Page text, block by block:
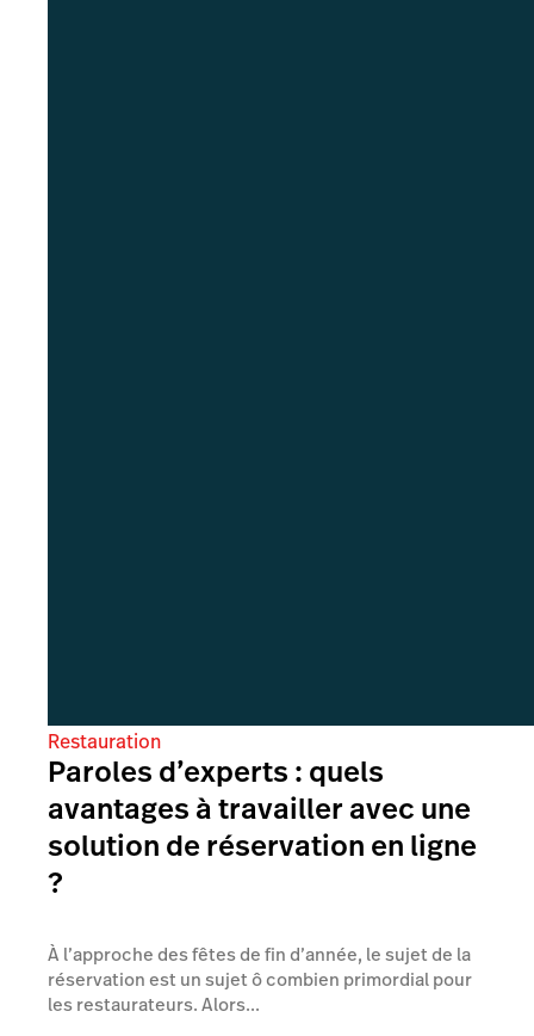
Restauration
Paroles d’experts : quels
avantages à travailler avec une
solution de réservation en ligne
?
À l’approche des fêtes de fin d’année, le sujet de la
réservation est un sujet ô combien primordial pour
les restaurateurs. Alors...